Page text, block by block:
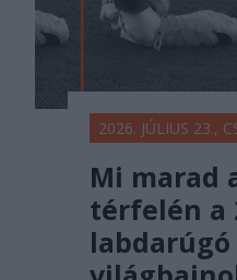
2026. JÚLIUS 23.,
Mi marad
térfelén a
labdarúgó